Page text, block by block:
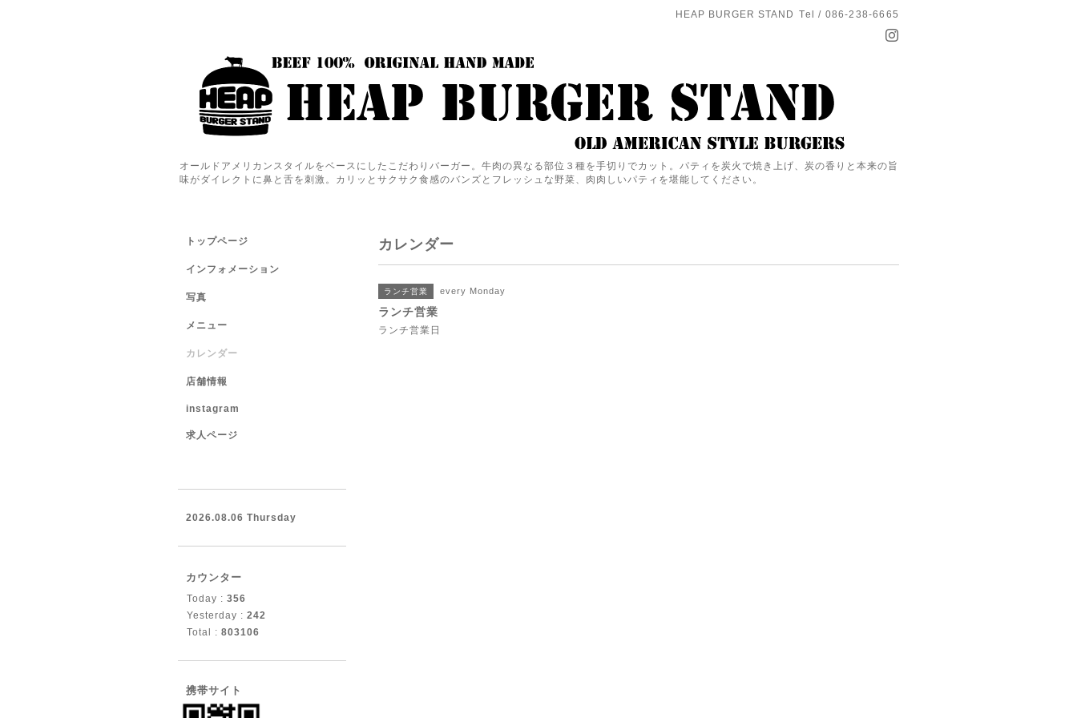
HEAP BURGER STAND Tel / 086-238-6665
オールドアメリカンスタイルをベースにしたこだわりバーガー。牛肉の異なる部位３種を手切りでカット。パティを炭火で焼き上げ、炭の香りと本来の旨
味がダイレクトに鼻と舌を刺激。カリッとサクサク食感のバンズとフレッシュな野菜、肉肉しいパティを堪能してください。
カレンダー
ランチ営業 every Monday
ランチ営業
ランチ営業日
トップページ
インフォメーション
写真
メニュー
カレンダー
店舗情報
instagram
求人ページ
2026.08.06 Thursday
カウンター
Today : 356
Yesterday : 242
Total : 803106
携帯サイト